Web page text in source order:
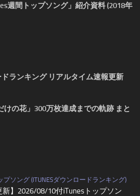
週間トップソング」紹介資料 (2018年
ランキング リアルタイム速報更新
けの花」300万枚達成までの軌跡 まと
プソング (ITUNESダウンロードランキング)
新】2026/08/10付iTunesトップソン